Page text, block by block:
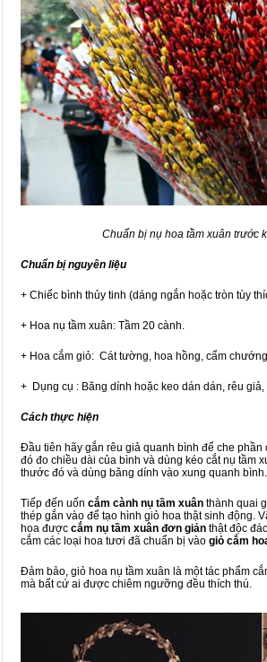
Chuẩn bị nụ hoa tầm xuân trước
Chuẩn bị nguyên liệu
+ Chiếc bình thủy tinh (dáng ngắn hoặc tròn tùy
+ Hoa nụ tầm xuân: Tầm 20 cành.
+ Hoa cắm giỏ: Cát tường, hoa hồng, cẩm
+ Dụng cụ : Băng dính hoặc keo dán dán, rêu giả,
Cách thực hiện
Đầu tiên hãy gắn rêu giả quanh bình để che phần
đó đo chiều dài của bình và dùng kéo cắt nụ tầm
thước đó và dùng băng dính vào xung quanh bình.
Tiếp đến uốn cắm cành nụ tầm xuân thành quai
thép gắn vào để tạo hình giỏ hoa thật sinh động.
hoa được cắm nụ tầm xuân đơn giản thật độc
cắm các loại hoa tươi đã chuẩn bị vào giỏ cắm
Đảm bảo, giỏ hoa nụ tầm xuân là một tác phẩm
mà bất cứ ai được chiêm ngưỡng đều thích thú.